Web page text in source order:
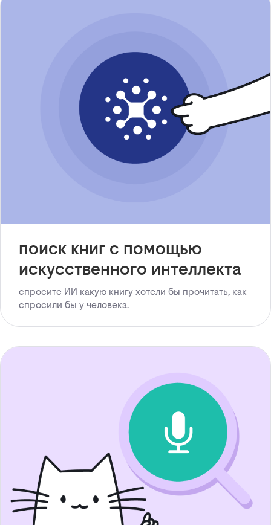
поиск книг с помощью
искусственного интеллекта
спросите ИИ какую книгу хотели бы прочитать, как
спросили бы у человека.